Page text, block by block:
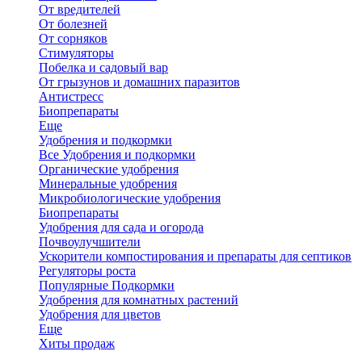
От вредителей
От болезней
От сорняков
Стимуляторы
Побелка и садовый вар
От грызунов и домашних паразитов
Антистресс
Биопрепараты
Еще
Удобрения и подкормки
Все Удобрения и подкормки
Органические удобрения
Минеральные удобрения
Микробиологические удобрения
Биопрепараты
Удобрения для сада и огорода
Почвоулучшители
Ускорители компостирования и препараты для септиков
Регуляторы роста
Популярные Подкормки
Удобрения для комнатных растений
Удобрения для цветов
Еще
Хиты продаж